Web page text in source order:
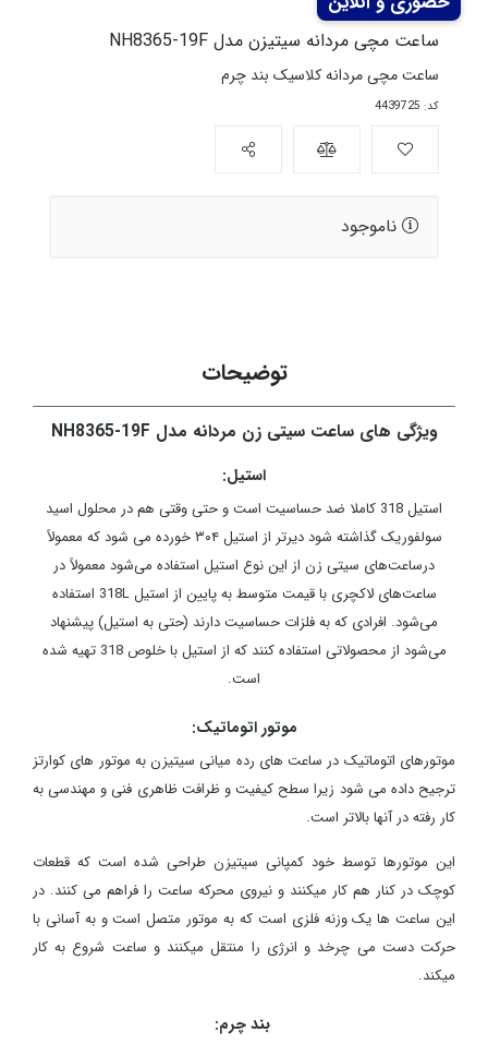
ساعت مچی مردانه سیتیزن مدل NH8365-19F
ساعت مچی مردانه کلاسیک بند چرم
کد: 4439725
ناموجود
توضیحات
ویژگی های ساعت سیتی زن مردانه مدل NH8365-19F
استیل:
استیل 318 کاملا ضد حساسیت است و حتی وقتی هم در محلول اسید
سولفوریک گذاشته شود دیرتر از استیل ۳۰۴ خورده می شود که معمولاً
درساعت‌های سیتی زن از این نوع استیل استفاده می‌شود معمولاً در
ساعت‌های لاکچری با قیمت متوسط به پایین از استیل 318L استفاده
می‌شود. افرادی که به فلزات حساسیت دارند (حتی به استیل) پیشنهاد
می‌شود از محصولاتی استفاده کنند که از استیل با خلوص 318 تهیه شده
است.
موتور اتوماتیک:
موتورهای اتوماتیک در ساعت های رده میانی سیتیزن به موتور های کوارتز
ترجیح داده می شود زیرا سطح کیفیت و ظرافت ظاهری فنی و مهندسی به
کار رفته در آنها بالاتر است.
این موتورها توسط خود کمپانی سیتیزن طراحی شده است که قطعات
کوچک در کنار هم کار میکنند و نیروی محرکه ساعت را فراهم می کنند. در
این ساعت ها یک وزنه فلزی است که به موتور متصل است و به آسانی با
حرکت دست می چرخد و انرژی را منتقل میکنند و ساعت شروع به کار
میکند.
بند چرم: